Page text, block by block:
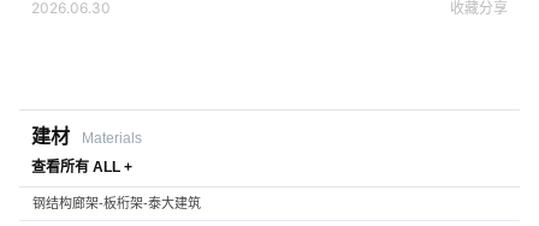
2026.06.30 收藏分享
建材
Materials
查看所有 ALL +
钢结构廊架-板桁架-泰大建筑